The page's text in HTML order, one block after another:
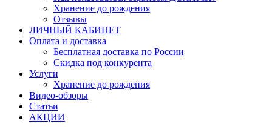
Хранение до рождения
Отзывы
ЛИЧНЫЙ КАБИНЕТ
Оплата и доставка
Бесплатная доставка по России
Скидка под конкурента
Услуги
Хранение до рождения
Видео-обзоры
Статьи
АКЦИИ